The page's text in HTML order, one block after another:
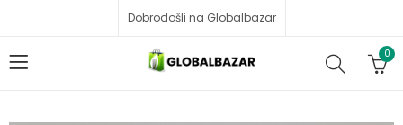
Dobrodošli na Globalbazar
0